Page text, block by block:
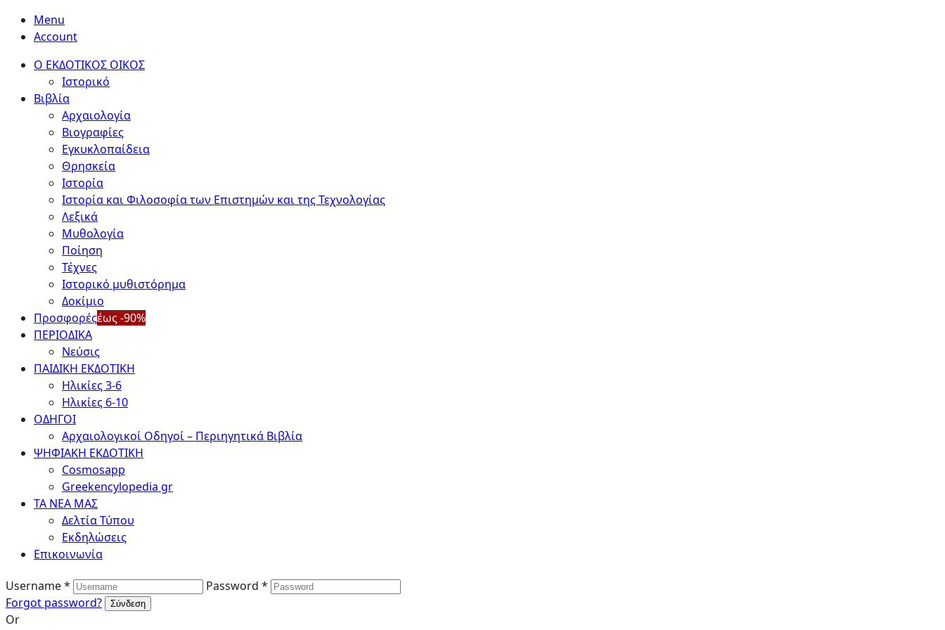
Menu
Account
Ο ΕΚΔΟΤΙΚΟΣ ΟΙΚΟΣ
Ιστορικό
Βιβλία
Αρχαιολογία
Βιογραφίες
Εγκυκλοπαίδεια
Θρησκεία
Ιστορία
Ιστορία και Φιλοσοφία των Επιστημών και της Τεχνολογίας
Λεξικά
Μυθολογία
Ποίηση
Τέχνες
Ιστορικό μυθιστόρημα
Δοκίμιο
Προσφορέςέως -90%
ΠΕΡΙΟΔΙΚΑ
Νεύσις
ΠΑΙΔΙΚΗ ΕΚΔΟΤΙΚΗ
Ηλικίες 3-6
Ηλικίες 6-10
ΟΔΗΓΟΙ
Αρχαιολογικοί Οδηγοί – Περιηγητικά Βιβλία
ΨΗΦΙΑΚΗ ΕΚΔΟΤΙΚΗ
Cosmosapp
Greekencylopedia gr
ΤΑ ΝΕΑ ΜΑΣ
Δελτία Τύπου
Εκδηλώσεις
Επικοινωνία
Username *
Password *
Forgot password?
Or